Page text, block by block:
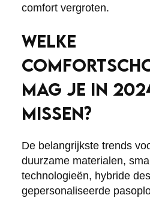
comfort vergroten.
WELKE
MAG JE IN
MISSEN?
De belangrijkste trends
duurzame materialen,
technologieën, hybride
gepersonaliseerde